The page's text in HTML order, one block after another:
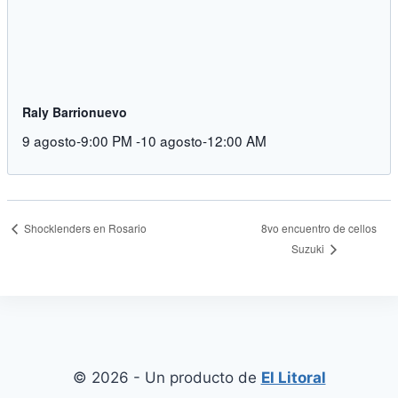
Raly Barrionuevo
9 agosto-9:00 PM -10 agosto-12:00 AM
Shocklenders en Rosario
8vo encuentro de cellos
Suzuki
© 2026 - Un producto de El Litoral